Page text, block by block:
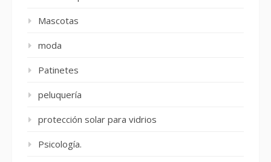
Mascotas
moda
Patinetes
peluquería
protección solar para vidrios
Psicología.